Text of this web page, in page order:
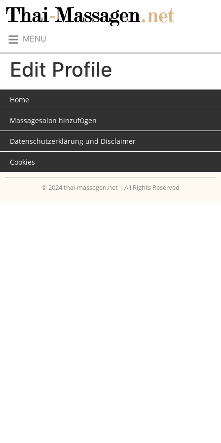
MENU
Edit Profile
Home
Massagesalon hinzufügen
Datenschutzerklärung und Disclaimer
Cookies
© 2024 thai-massagen.net | All Rights Reserved